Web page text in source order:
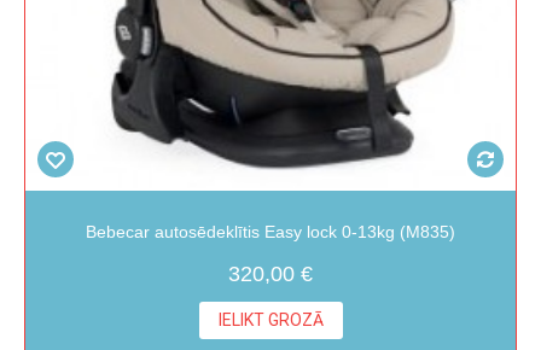
Bebecar autosēdeklītis Easy lock 0-13kg (M835)
320,00 €
IELIKT GROZĀ